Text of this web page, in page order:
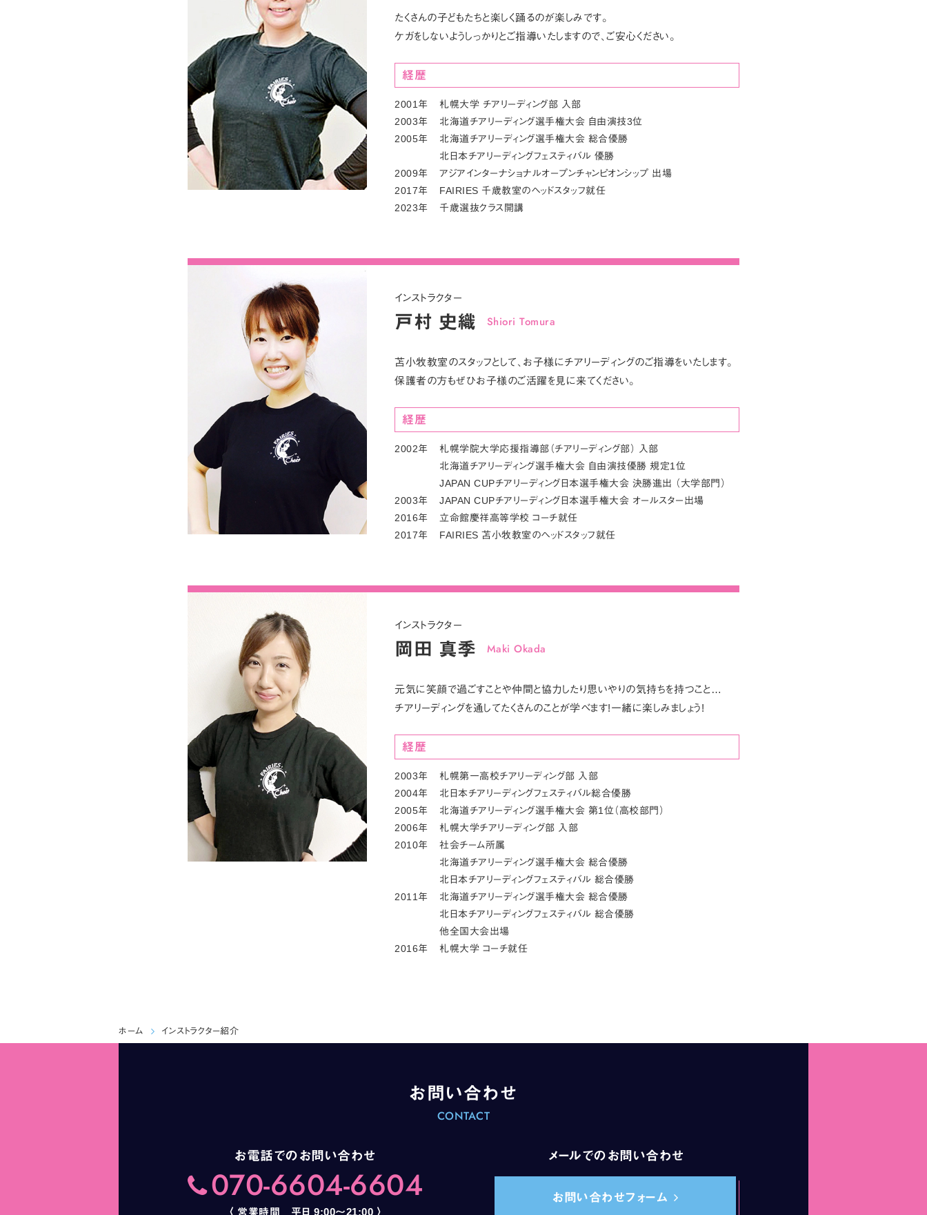
たくさんの子どもたちと楽しく踊るのが楽しみです。
ケガをしないようしっかりとご指導いたしますので、ご安心ください。
経歴
2001年
札幌大学 チアリーディング部 入部
2003年
北海道チアリーディング選手権大会 自由演技3位
2005年
北海道チアリーディング選手権大会 総合優勝
北日本チアリーディングフェスティバル 優勝
2009年
アジアインターナショナルオープンチャンピオンシップ 出場
2017年
FAIRIES 千歳教室のヘッドスタッフ就任
2023年
千歳選抜クラス開講
インストラクター
戸村 史織 Shiori Tomura
苫小牧教室のスタッフとして、お子様にチアリーディングのご指導をいたします。
保護者の方もぜひお子様のご活躍を見に来てください。
経歴
2002年
札幌学院大学応援指導部（チアリーディング部） 入部
北海道チアリーディング選手権大会 自由演技優勝 規定1位
JAPAN CUPチアリーディング日本選手権大会 決勝進出 （大学部門）
2003年
JAPAN CUPチアリーディング日本選手権大会 オールスター出場
2016年
立命館慶祥高等学校 コーチ就任
2017年
FAIRIES 苫小牧教室のヘッドスタッフ就任
インストラクター
岡田 真季 Maki Okada
元気に笑顔で過ごすことや仲間と協力したり思いやりの気持ちを持つこと…
チアリーディングを通してたくさんのことが学べます!一緒に楽しみましょう!
経歴
2003年
札幌第一高校チアリーディング部 入部
2004年
北日本チアリーディングフェスティバル総合優勝
2005年
北海道チアリーディング選手権大会 第1位（高校部門）
2006年
札幌大学チアリーディング部 入部
2010年
社会チーム所属
北海道チアリーディング選手権大会 総合優勝
北日本チアリーディングフェスティバル 総合優勝
2011年
北海道チアリーディング選手権大会 総合優勝
北日本チアリーディングフェスティバル 総合優勝
他全国大会出場
2016年
札幌大学 コーチ就任
ホーム インストラクター紹介
お問い合わせ
CONTACT
お電話でのお問い合わせ
070-6604-6604
〈 営業時間 平日 9:00～21:00 〉
メールでのお問い合わせ
お問い合わせフォーム